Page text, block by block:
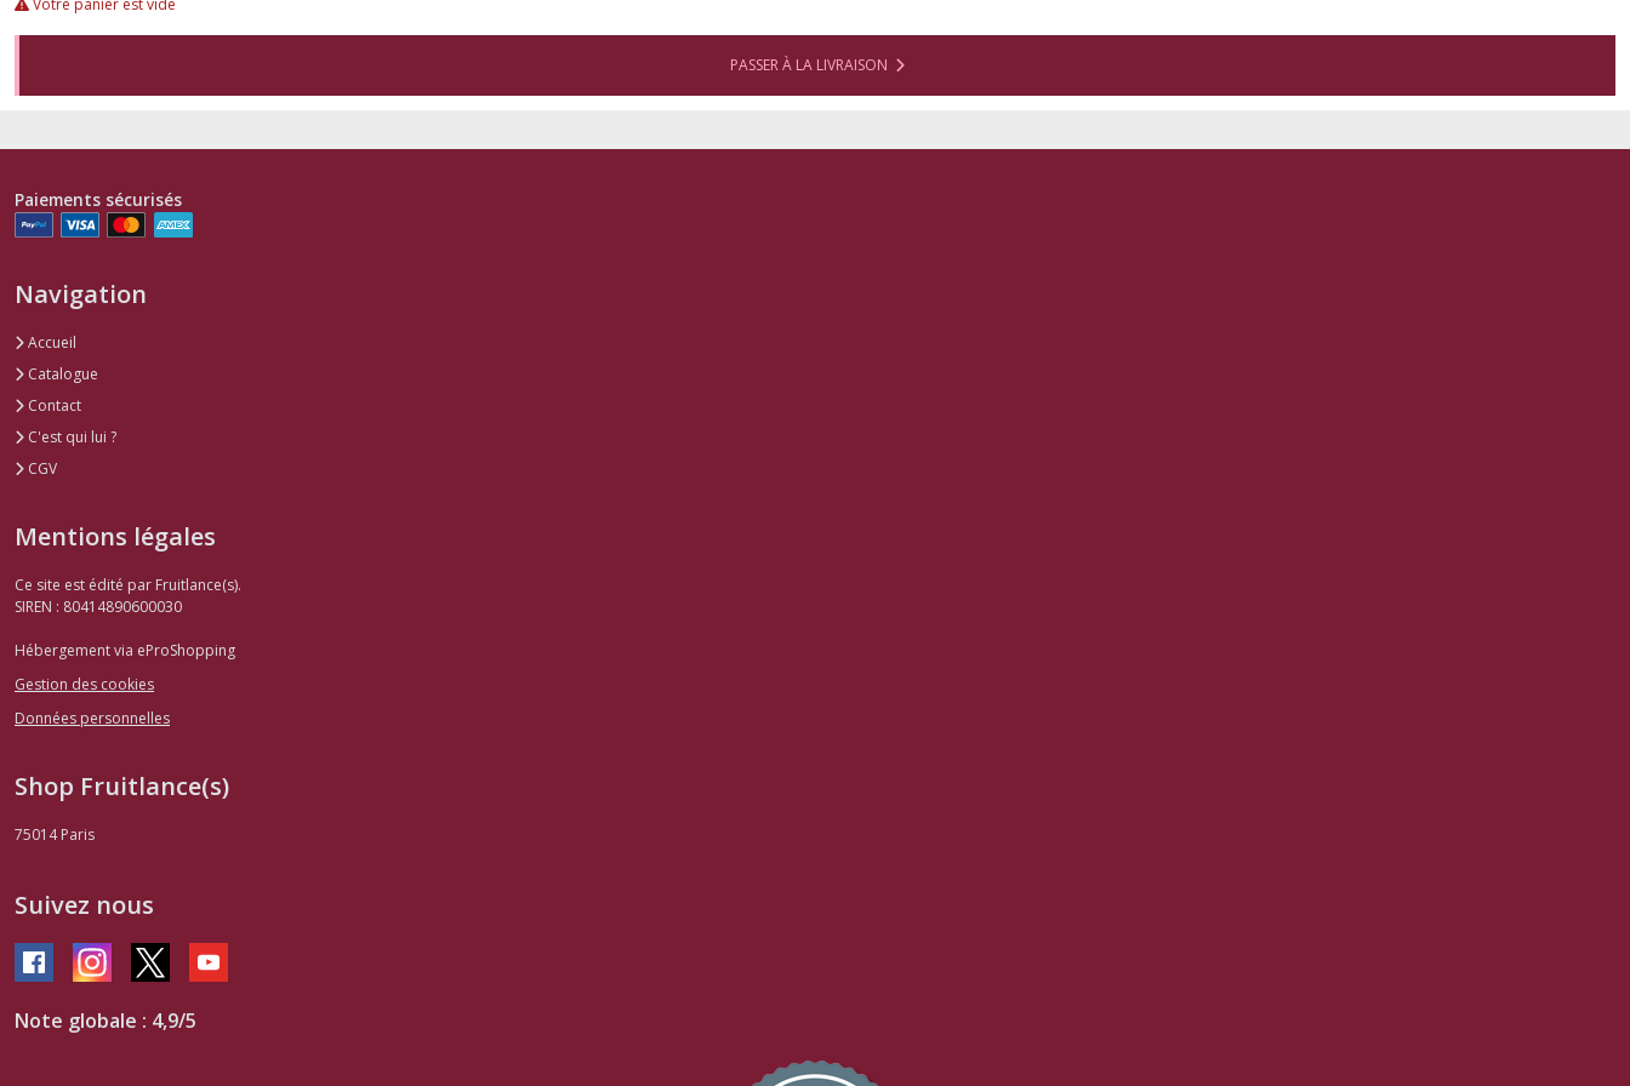
PASSER À LA LIVRAISON
Paiements sécurisés
Navigation
Accueil
Catalogue
Contact
C'est qui lui ?
CGV
Mentions légales
Ce site est édité par Fruitlance(s).
SIREN : 80414890600030
Hébergement via eProShopping
Gestion des cookies
Données personnelles
Shop Fruitlance(s)
75014 Paris
Suivez nous
Note globale : 4,9/5